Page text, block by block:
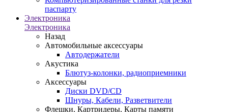
паспарту
Электроника
Электроника
Назад
Автомобильные аксессуары
Автодержатели
Акустика
Блютуз-колонки, радиоприемники
Аксессуары
Диски DVD/CD
Шнуры, Кабели, Разветвители
Флешки, Картридеры, Карты памяти